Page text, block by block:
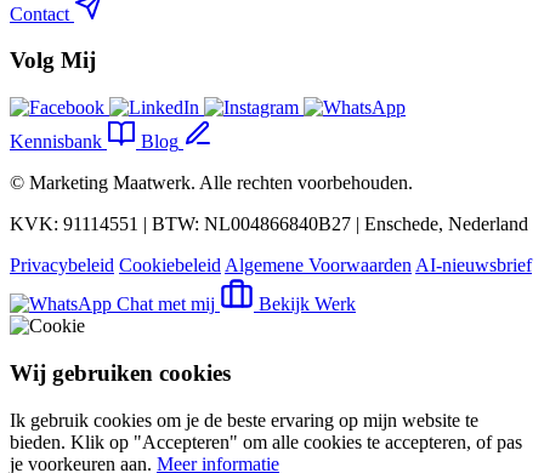
Contact
Volg Mij
Kennisbank
Blog
© Marketing Maatwerk. Alle rechten voorbehouden.
KVK: 91114551 | BTW: NL004866840B27 | Enschede, Nederland
Privacybeleid Cookiebeleid Algemene Voorwaarden AI-nieuwsbrief
Chat met mij
Bekijk Werk
Wij gebruiken cookies
Ik gebruik cookies om je de beste ervaring op mijn website te
bieden. Klik op "Accepteren" om alle cookies te accepteren, of pas
je voorkeuren aan. Meer informatie